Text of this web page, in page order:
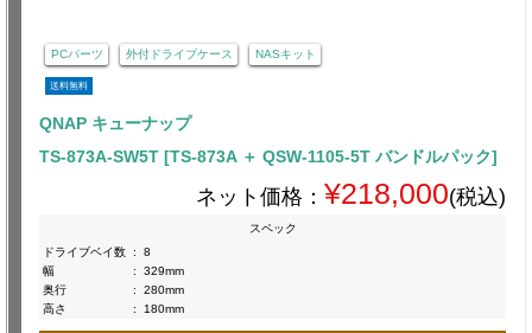
PCパーツ 外付ドライブケース NASキット
送料無料
QNAP キューナップ
TS-873A-SW5T [TS-873A ＋ QSW-1105-5T バンドルパック]
ネット価格： ¥218,000(税込)
スペック
ドライブベイ数 :
8
幅
:
329mm
奥行
:
280mm
高さ
: 180mm